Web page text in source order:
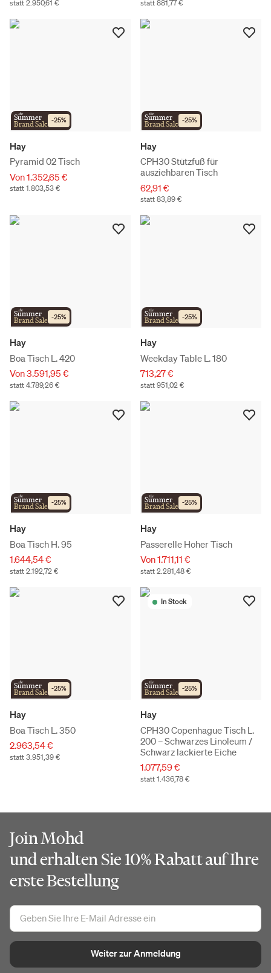
statt 2.950,61 € statt 881,77 €
the
Summer
Brand Sale -25%
Hay
Pyramid 02 Tisch
Von 1.352,65 €
statt 1.803,53 €
the
Summer
Brand Sale -25%
Hay
CPH30 Stützfuß für
ausziehbaren Tisch
62,91 €
statt 83,89 €
the
Summer
Brand Sale -25%
Hay
Boa Tisch L. 420
Von 3.591,95 €
statt 4.789,26 €
the
Summer
Brand Sale -25%
Hay
Weekday Table L. 180
713,27 €
statt 951,02 €
the
Summer
Brand Sale -25%
Hay
Boa Tisch H. 95
1.644,54 €
statt 2.192,72 €
the
Summer
Brand Sale -25%
Hay
Passerelle Hoher Tisch
Von 1.711,11 €
statt 2.281,48 €
the
Summer
Brand Sale -25%
Hay
Boa Tisch L. 350
2.963,54 €
statt 3.951,39 €
In Stock
the
Summer
Brand Sale -25%
Hay
CPH30 Copenhague Tisch L.
200 – Schwarzes Linoleum /
Schwarz lackierte Eiche
1.077,59 €
statt 1.436,78 €
Join Mohd
und erhalten Sie 10% Rabatt auf Ihre
erste Bestellung
Weiter zur Anmeldung